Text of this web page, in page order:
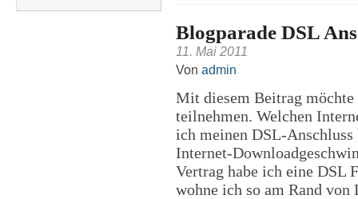
Blogparade DSL
11. Mai 2011
Von admin
Mit diesem Beitrag möchte
teilnehmen. Welchen
ich meinen DSL-
Internet-
Vertrag habe ich eine
wohne ich so am Rand von